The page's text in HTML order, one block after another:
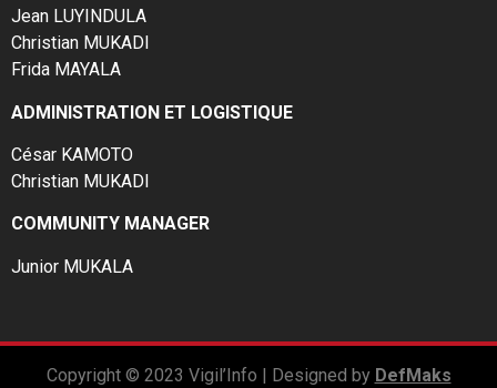
Jean LUYINDULA
Christian MUKADI
Frida MAYALA
ADMINISTRATION ET LOGISTIQUE
César KAMOTO
Christian MUKADI
COMMUNITY MANAGER
Junior MUKALA
Copyright © 2023 Vigil’Info | Designed by DefMaks